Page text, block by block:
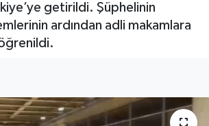
getirildi. Şüphelinin
ardından adli makamlara